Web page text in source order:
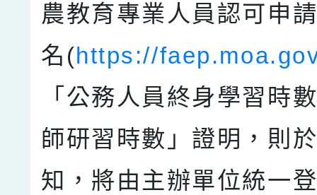
農教育專業人員認可申
名(https://
「公務人員終身學習時
師研習時數」證明，則
知，將由主辦單位統一